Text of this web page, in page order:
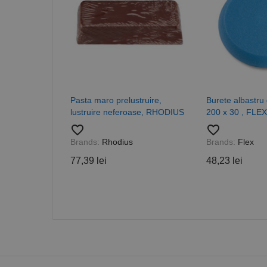
Pasta maro prelustruire,
lustruire neferoase, RHODIUS
favorite_border
Brands: Rhodius
77,39 lei
Burete albastru
200 x 30 , FLEX
favorite_border
Brands: Flex
48,23 lei
Nume
Nume
uuid
PrestaShop-
sib_cuid